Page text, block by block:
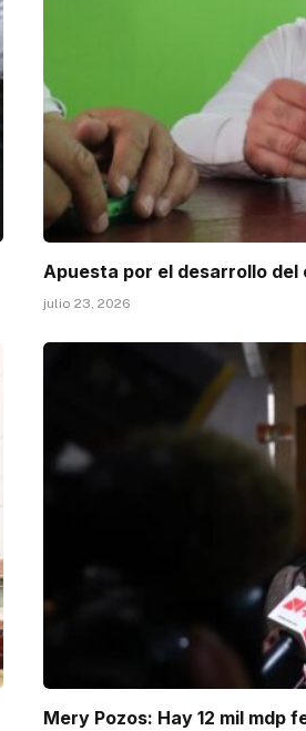
Apuesta por el desarrollo
julio 23, 2026
Mery Pozos: Hay 12 mil mdp